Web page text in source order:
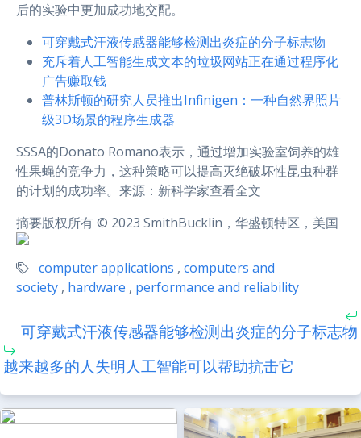
后的实验中更加成功地交配。
可穿戴式汗液传感器能够检测出炎症的分子标志物
充斥着人工智能生成文本的垃圾网站正在通过程序化
广告赚取钱
普林斯顿的研究人员推出Infinigen：一种自然界照片
级3D场景的程序生成器
SSSA的Donato Romano表示，通过增加实验室饲养的雄
性果蝇的竞争力，这种策略可以提高灭绝破坏性昆虫种群
的计划的成功率。来源：新科学家查看全文
摘要版权所有 © 2023 SmithBucklin，华盛顿特区，美国
computer applications , computers and
society , hardware , performance and reliability
可穿戴式汗液传感器能够检测出炎症的分子标志物
越来越多的人失明人工智能可以帮助抗击它